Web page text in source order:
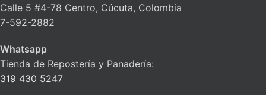
Calle 5 #4-78 Centro, Cúcuta, Colombia
7-592-2882
Whatsapp
Tienda de Repostería y Panadería:
319 430 5247